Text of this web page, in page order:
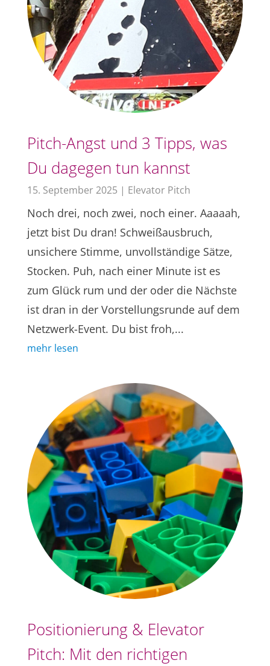
Pitch-Angst und 3 Tipps, was
Du dagegen tun kannst
15. September 2025 | Elevator Pitch
Noch drei, noch zwei, noch einer. Aaaaah,
jetzt bist Du dran! Schweißausbruch,
unsichere Stimme, unvollständige Sätze,
Stocken. Puh, nach einer Minute ist es
zum Glück rum und der oder die Nächste
ist dran in der Vorstellungsrunde auf dem
Netzwerk-Event. Du bist froh,...
mehr lesen
Positionierung & Elevator
Pitch: Mit den richtigen